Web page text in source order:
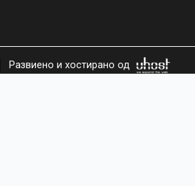
Развиено и хостирано од